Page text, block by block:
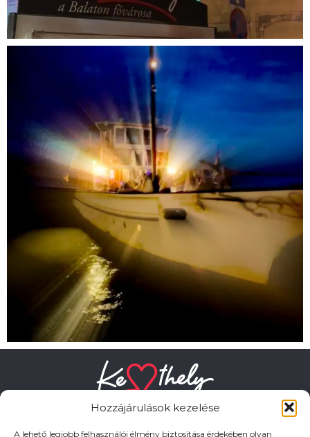
Hozzájárulások kezelése
A lehető legjobb felhasználói élmény biztosítása érdekében olyan